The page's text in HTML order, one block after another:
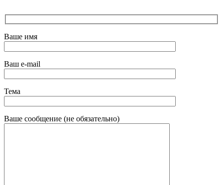
Ваше имя
Ваш e-mail
Тема
Ваше сообщение (не обязательно)